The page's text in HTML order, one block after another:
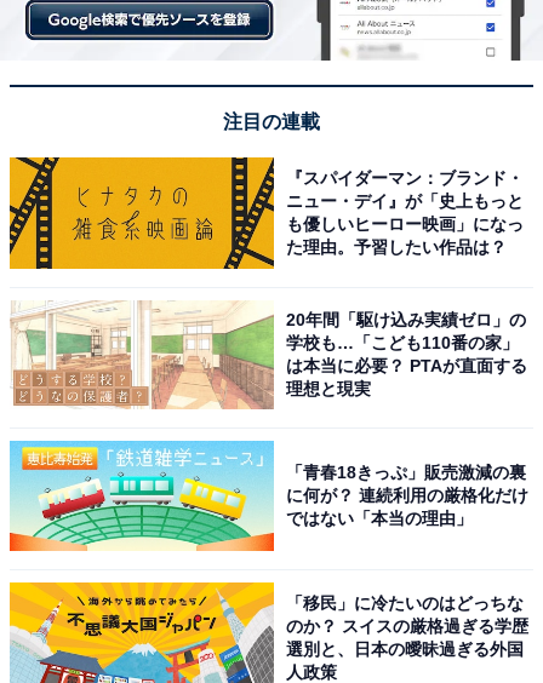
1位は、担当カラーが「サファイアブルー」の塩崎太智
さんです。塩崎さんは、特技のアクロバット、器械体操
メンバーです。
バラエティー番組に出演することが多く、これまで『ラ
で活躍。また、人気番組『相席食堂』（ABCテレビ／テ
レビ朝日系）に1人で出演した際には、見事な水落ちを
見せて大きな話題を集めました。今後もバラエティー番
回答者からは、「身体も張りつつ元気にお仕事している
イメージがある」（30代女性／神奈川県）、「バラエテ
注目の連載
『スパイダーマン：ブランド・
ニュー・デイ』が「史上もっと
も優しいヒーロー映画」になっ
た理由。予習したい作品は？
20年間「駆け込み実績ゼロ」の
学校も…「こども110番の家」
は本当に必要？ PTAが直面する
理想と現実
「青春18きっぷ」販売激減の裏
に何が？ 連続利用の厳格化だけ
ではない「本当の理由」
「移民」に冷たいのはどっちな
のか？ スイスの厳格過ぎる学歴
選別と、日本の曖昧過ぎる外国
人政策